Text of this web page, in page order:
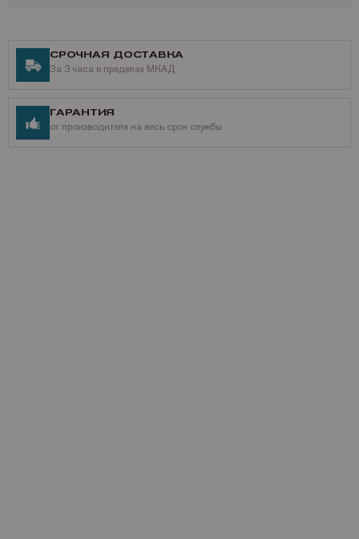
СРОЧНАЯ ДОСТАВКА
За 3 часа в пределах МКАД
ГАРАНТИЯ
от производителя на весь срок службы